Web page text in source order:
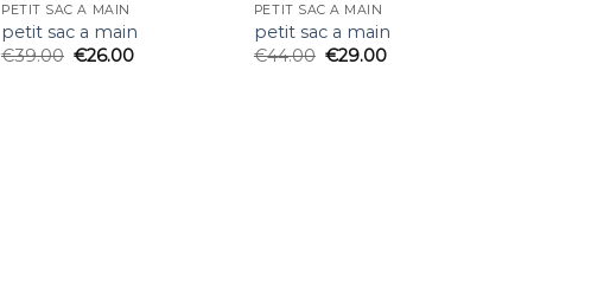
PETIT SAC A MAIN
petit sac a main
€39.00 €26.00
PETIT SAC A MAIN
petit sac a main
€44.00 €29.00